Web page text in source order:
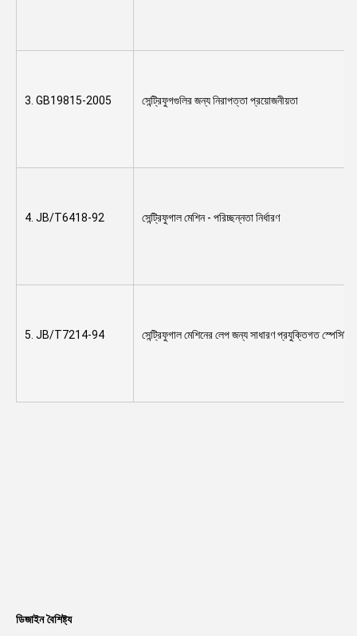
3. GB19815-2005 সেন্ট্রিফুগগুলির জন্য নিরাপত্তা প্রয়োজনীয়তা
4. JB/T6418-92 সেন্ট্রিফুগাল মেশিন - পরিচ্ছন্নতা নির্ধারণ
5. JB/T7214-94 সেন্ট্রিফুগাল মেশিনের লেপ জন্য সাধারণ প্রযুক্তিগত
ডিজাইন বৈশিষ্ট্য